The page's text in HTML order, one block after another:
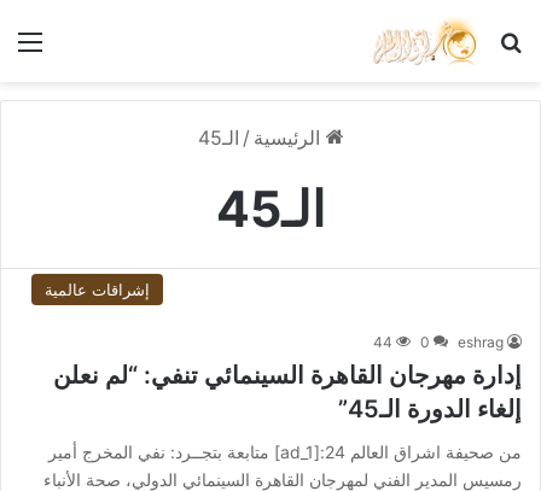
بحث عن
الرئيسية / الـ45
الـ45
إشراقات عالمية
eshrag
0
44
إدارة مهرجان القاهرة السينمائي تنفي: “لم نعلن
إلغاء الدورة الـ45”
من صحيفة اشراق العالم 24:[ad_1] متابعة بتجــرد: نفي المخرج أمير
رمسيس المدير الفني لمهرجان القاهرة السينمائي الدولي، صحة الأنباء